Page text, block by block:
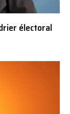
électoral